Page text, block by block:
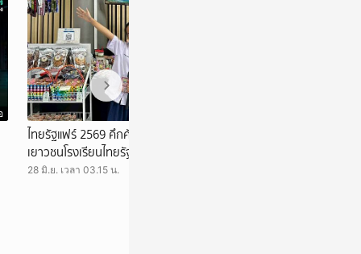
ไทยรัฐแฟร์ 2569 คึกคัก ชวนช้อปสินค้าฝีมือ
เยาวชนโรงเรียนไทยรัฐวิทยา กว่า 71 รายการ
28 มิ.ย. เวลา 03.15 น.